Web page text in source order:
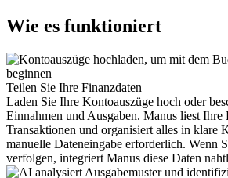
Wie es funktioniert
Teilen Sie Ihre Finanzdaten
Laden Sie Ihre Kontoauszüge hoch oder
Einnahmen und Ausgaben. Manus liest Ihre
Transaktionen und organisiert alles in klare
manuelle Dateneingabe erforderlich. Wenn
verfolgen, integriert Manus diese Daten